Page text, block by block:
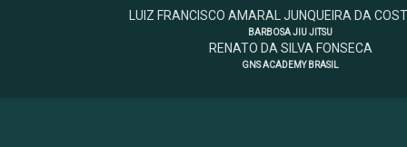
LUIZ FRANCISCO AMARAL JUNQUEIRA DA
BARBOSA JIU JITSU
RENATO DA SILVA FONSECA
GNS ACADEMY BRASIL